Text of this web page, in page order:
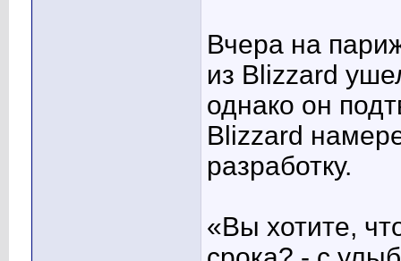
Вчера на
из Blizzard
однако он
Blizzard
разработку.
«Вы хотите,